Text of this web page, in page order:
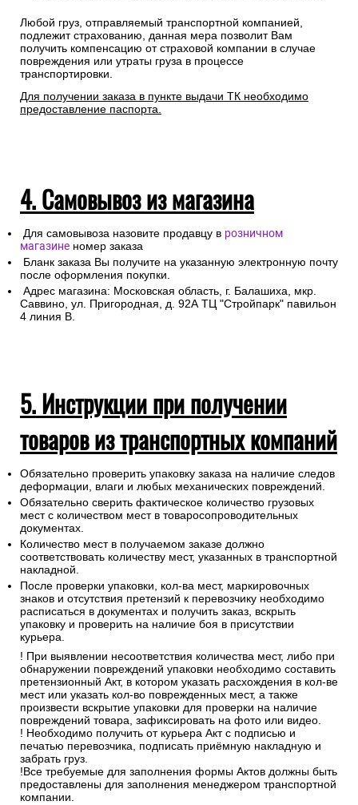
Любой груз, отправляемый транспортной компанией,
подлежит страхованию, данная мера позволит Вам
получить компенсацию от страховой компании в случае
повреждения или утраты груза в процессе
транспортировки.
Для получении заказа в пункте выдачи ТК необходимо
предоставление паспорта.
4. Самовывоз из магазина
Для самовывоза назовите продавцу в розничном
магазине номер заказа
Бланк заказа Вы получите на указанную электронную почту
после оформления покупки.
Адрес магазина: Московская область, г. Балашиха, мкр.
Саввино, ул. Пригородная, д. 92А ТЦ "Стройпарк" павильон
4 линия В.
5. Инструкции при получении
товаров из транспортных компаний
Обязательно проверить упаковку заказа на наличие следов
деформации, влаги и любых механических повреждений.
Обязательно сверить фактическое количество грузовых
мест с количеством мест в товаросопроводительных
документах.
Количество мест в получаемом заказе должно
соответствовать количеству мест, указанных в транспортной
накладной.
После проверки упаковки, кол-ва мест, маркировочных
знаков и отсутствия претензий к перевозчику необходимо
расписаться в документах и получить заказ, вскрыть
упаковку и проверить на наличие боя в присутствии
курьера.
! При выявлении несоответствия количества мест, либо при
обнаружении повреждений упаковки необходимо составить
претензионный Акт, в котором указать расхождения в кол-ве
мест или указать кол-во поврежденных мест, а также
произвести вскрытие упаковки для проверки на наличие
повреждений товара, зафиксировать на фото или видео.
! Необходимо получить от курьера Акт с подписью и
печатью перевозчика, подписать приёмную накладную и
забрать груз.
!Все требуемые для заполнения формы Актов должны быть
предоставлены для заполнения менеджером транспортной
компании.